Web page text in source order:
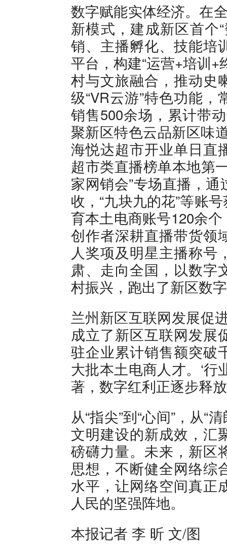
数字赋能实体经济。在
新模式，建成新区首个
销、主播孵化、技能培
平台，构建“运营+培训
村与文旅融合，推动史
级“VR云游”特色功能
销售500余场，累计带
聚新区特色云品新区味
海悦达超市开业单日直
超市类直播榜单本地第
家网销会”专场直播，
收，“九块九的花”等账
育本土电商账号120余
创作者深耕直播带货领
人奖项及明星主播称号
肃、走向全国，以数字
村振兴，跑出了新区数
兰州新区互联网发展促
成立了新区互联网发展
驻企业累计销售额突破
大批本土电商人才。‘行
著，数字红利正逐步释
从“指尖”到“心间”，从“
文明建设的新成效，汇
磅礴力量。未来，新区
思想，不断健全网络综
水平，让网络空间真正
人民的坚强阵地。
本报记者 李 昕 文/图